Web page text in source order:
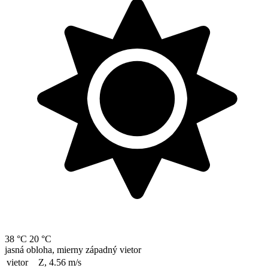
38 °C 20 °C
jasná obloha, mierny západný vietor
vietor
Z, 4.56 m/s